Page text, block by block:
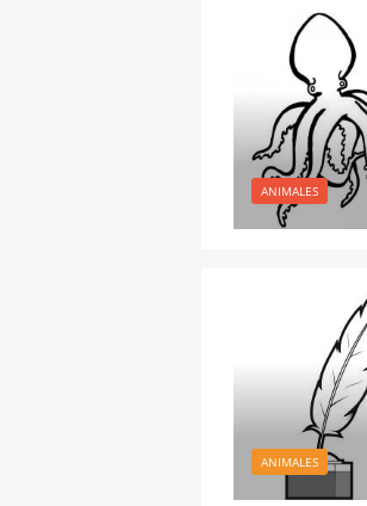
ANIMALES
ANIMALES